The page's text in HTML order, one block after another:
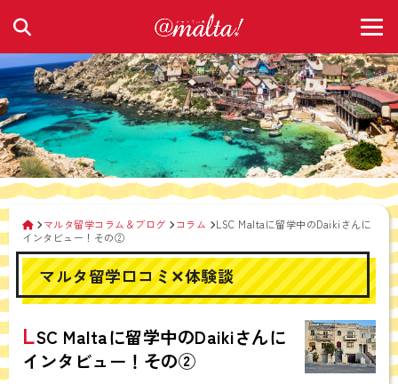
マルタ留学コラム＆ブログ コラム
LSC Maltaに留学中のDaikiさんに
インタビュー！その②
マルタ留学口コミ✕体験談
LSC Maltaに留学中のDaikiさんに
インタビュー！その②